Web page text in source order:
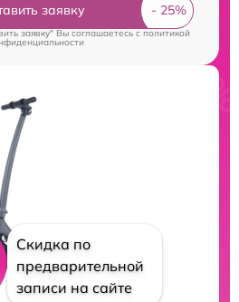
заявку
заявку" Вы соглашаетесь cполитикой
Скидка по
предварительной
записи на сайте